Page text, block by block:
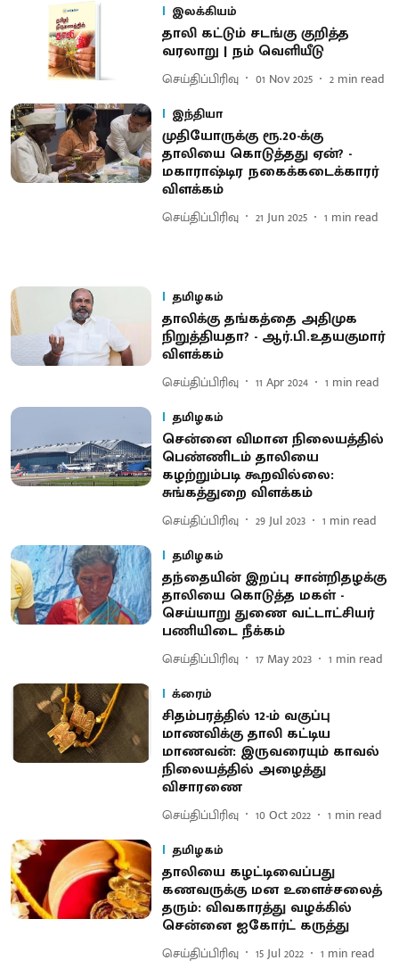
இலக்கியம்
தாலி கட்டும் சடங்கு குறித்த
வரலாறு | நம் வெளியீடு
செய்திப்பிரிவு 01 Nov 2025 2 min read
இந்தியா
முதியோருக்கு ரூ.20-க்கு
தாலியை கொடுத்தது ஏன்? -
மகாராஷ்டிர நகைக்கடைக்காரர்
விளக்கம்
செய்திப்பிரிவு 21 Jun 2025 1 min read
தமிழகம்
தாலிக்கு தங்கத்தை அதிமுக
நிறுத்தியதா? - ஆர்.பி.உதயகுமார்
விளக்கம்
செய்திப்பிரிவு 11 Apr 2024 1 min read
தமிழகம்
சென்னை விமான நிலையத்தில்
பெண்ணிடம் தாலியை
கழற்றும்படி கூறவில்லை:
சுங்கத்துறை விளக்கம்
செய்திப்பிரிவு 29 Jul 2023 1 min read
தமிழகம்
தந்தையின் இறப்பு சான்றிதழக்கு
தாலியை கொடுத்த மகள் -
செய்யாறு துணை வட்டாட்சியர்
பணியிடை நீக்கம்
செய்திப்பிரிவு 17 May 2023 1 min read
க்ரைம்
சிதம்பரத்தில் 12-ம் வகுப்பு
மாணவிக்கு தாலி கட்டிய
மாணவன்: இருவரையும் காவல்
நிலையத்தில் அழைத்து
விசாரணை
செய்திப்பிரிவு 10 Oct 2022 1 min read
தமிழகம்
தாலியை கழட்டிவைப்பது
கணவருக்கு மன உளைச்சலைத்
தரும்: விவகாரத்து வழக்கில்
சென்னை ஐகோர்ட் கருத்து
செய்திப்பிரிவு 15 Jul 2022 1 min read